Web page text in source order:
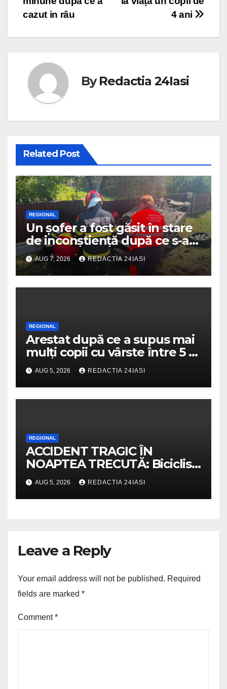
4 ani
cazut in râu
ByRedactia 24Iasi
Related Post
REGIONAL
Un șofer a fost găsit în stare
de inconștiență după ce s-a
răsturnat cu autoturismul pe
marginea drumului
AUG 7, 2026 REDACTIA 24IASI
REGIONAL
Arestat după ce a supus mai
mulți copii cu vârste între 5 și
16 ani unor orori de
neimaginat
AUG 5, 2026 REDACTIA 24IASI
REGIONAL
ACCIDENT TRAGIC ÎN
NOAPTEA TRECUTĂ: Biciclist
de 60 de ani, spulberat de o
dubiță
AUG 5, 2026 REDACTIA 24IASI
Leave a Reply
Your email address will not be published. Required
fields are marked *
Comment*